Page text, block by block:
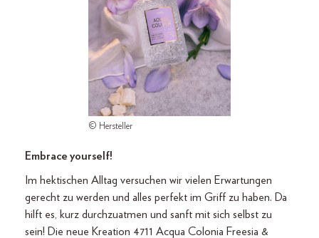
© Hersteller
Embrace yourself!
Im hektischen Alltag versuchen wir vielen Erwartungen
gerecht zu werden und alles perfekt im Griff zu haben. Da
hilft es, kurz durchzuatmen und sanft mit sich selbst zu
sein! Die neue Kreation 4711 Acqua Colonia Freesia &